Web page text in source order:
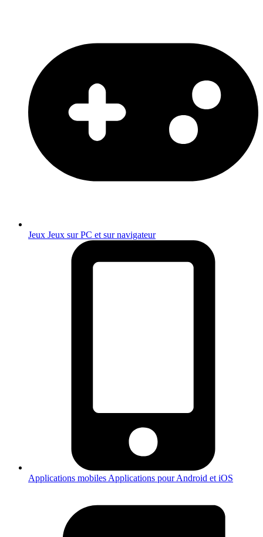
Jeux Jeux sur PC et sur navigateur
Applications mobiles Applications pour Android et iOS